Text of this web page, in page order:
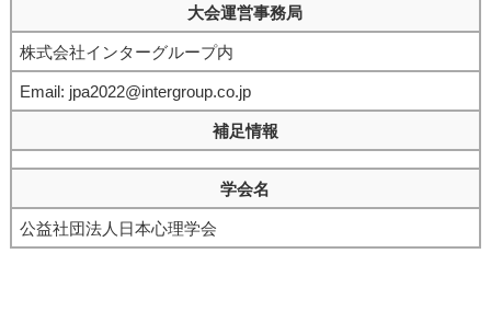
大会運営事務局
株式会社インターグループ内
Email: jpa2022@intergroup.co.jp
補足情報
学会名
公益社団法人日本心理学会